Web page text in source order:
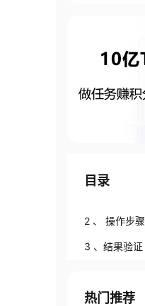
目录
2 、 操作步骤
3 、结果验证
热门推荐